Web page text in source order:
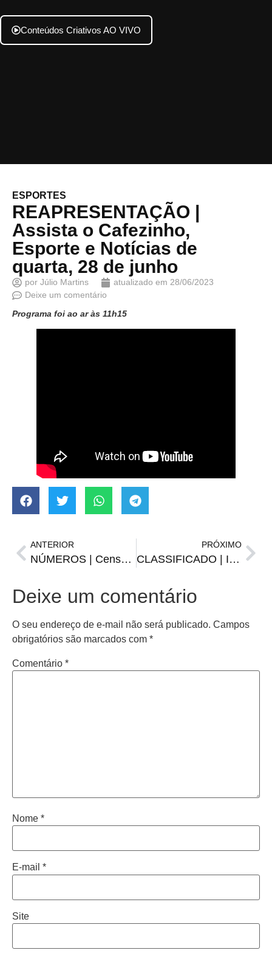
Conteúdos Criativos AO VIVO
ESPORTES
REAPRESENTAÇÃO |
Assista o Cafezinho,
Esporte e Notícias de
quarta, 28 de junho
por Júlio Martins atualizado em 28/06/2023
Deixe um comentário
Programa foi ao ar às 11h15
ANTERIOR
NÚMEROS | Censo aponta que Santiago tem menos de 49 mil habitantes
PRÓXIMO
CLASSIFICADO | Inter vence e avança às oitavas da Libertadores
Deixe um comentário
O seu endereço de e-mail não será publicado. Campos
obrigatórios são marcados com *
Comentário *
Nome *
E-mail *
Site